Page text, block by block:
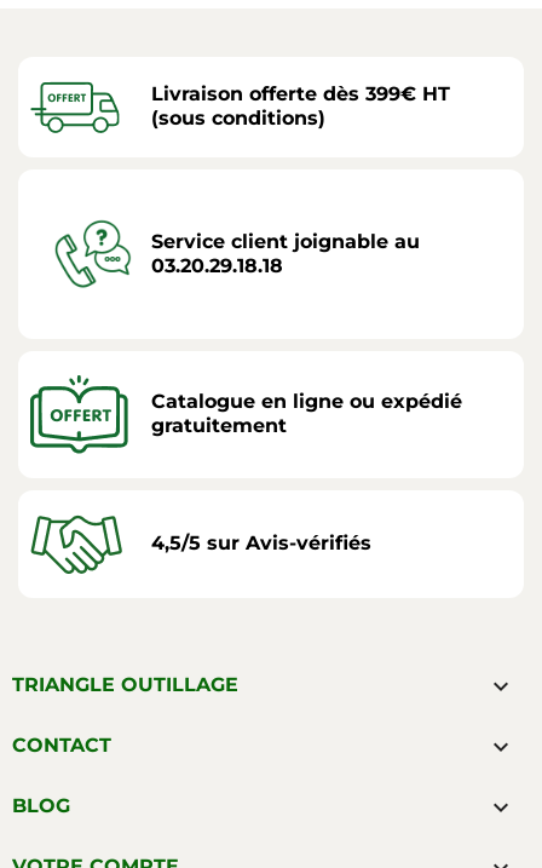
Livraison offerte dès 399€ HT
(sous conditions)
Service client joignable au
03.20.29.18.18
Catalogue en ligne ou expédié
gratuitement
4,5/5 sur Avis-vérifiés
TRIANGLE OUTILLAGE 
CONTACT 
BLOG 